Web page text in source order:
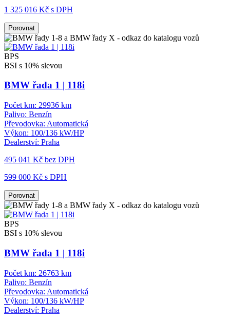
1 325 016 Kč s DPH
Porovnat
BPS
BSI s 10% slevou
BMW řada 1 | 118i
Počet km: 29936 km
Palivo: Benzín
Převodovka: Automatická
Výkon: 100/136 kW/HP
Dealerství: Praha
495 041 Kč bez DPH
599 000 Kč s DPH
Porovnat
BPS
BSI s 10% slevou
BMW řada 1 | 118i
Počet km: 26763 km
Palivo: Benzín
Převodovka: Automatická
Výkon: 100/136 kW/HP
Dealerství: Praha